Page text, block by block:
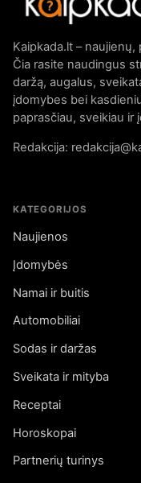
Kaipkada.lt –
Čia rasite naudingus
daržą, augalus,
įdomybes bei
paprasčiau, sveikiau ir
Redakcija:
KATEGORIJOS
Naujienos
Įdomybės
Namai ir buitis
Automobiliai
Sodas ir daržas
Sveikata ir mityba
Receptai
Horoskopai
Partnerių turinys